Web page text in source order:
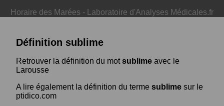
Horaire des Marées - Laboratoire d'Analyses Médicales.fr
Définition sublime
Retrouver la définition du motsublime avec le
Larousse
A lire également la définition du terme sublime sur le
ptidico.com